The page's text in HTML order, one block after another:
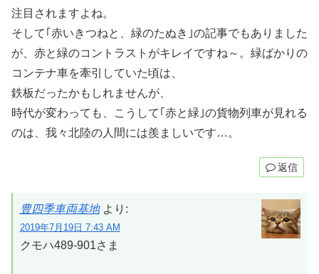
注目されますよね。
そして｢赤いきつねと、緑のたぬき｣の記事でもありました
が、赤と緑のコントラストがキレイですね～。緑ばかりの
コンテナ車を牽引していた頃は、
鉄板だったかもしれませんが、
時代が変わっても、こうして｢赤と緑｣の貨物列車が見れる
のは、我々北陸の人間には羨ましいです…。
返信
豊四季車両基地 より:
2019年7月19日 7:43 AM
クモハ489-901さま